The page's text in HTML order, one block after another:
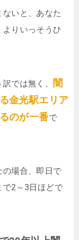
いと、あなた
りいっそうひ
では無く、
闇
金光駅エリア
のが一番で
の場合、即日で
で2～3日ほどで